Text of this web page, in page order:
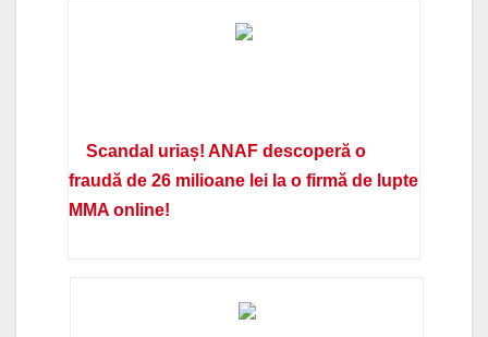
Scandal uriaș! ANAF descoperă o
fraudă de 26 milioane lei la o firmă de lupte
MMA online!